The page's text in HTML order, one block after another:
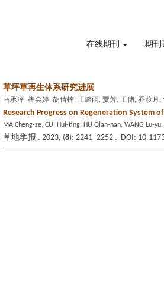
在线期刊 期刊
草坪草再生体系研究进展
马承泽, 崔会婷, 胡倩楠, 王潞雨, 贾芳, 王储, 乔葭月,
Research Progress on Regeneration System
MA Cheng-ze, CUI Hui-ting, HU Qian-nan, WANG Lu-
草地学报 . 2023, (8): 2241 -2252 . DOI: